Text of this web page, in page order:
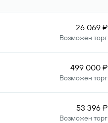
26 069 ₽
Возможен торг
499 000 ₽
Возможен торг
53 396 ₽
Возможен торг